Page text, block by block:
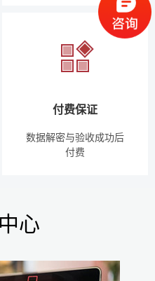
付费保证
数据解密与验收成功后
付费
心